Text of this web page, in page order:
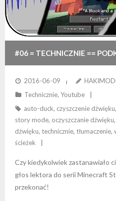
#06 = TECHNICZNIE ==
MINECRAFT STORY MODE
2016-06-09
Technicznie, Youtube
auto-duck, czyszczenie dźwięku,
story mode, oczyszczanie dźwięku,
dźwięku, technicznie, tłumaczenie,
ścieżek
Czy kiedykolwiek zastanawiało
głos lektora do serii Minecraft
przekonać!